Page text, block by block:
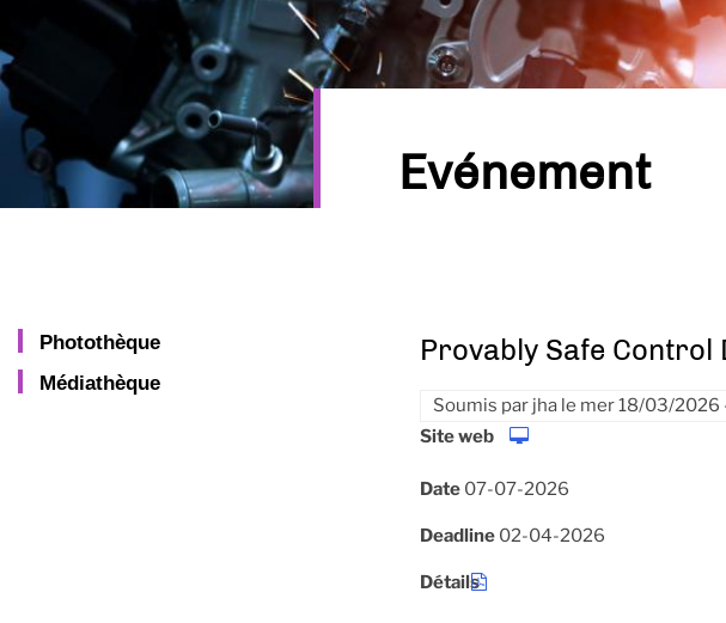
Evénement
Photothèque
Médiathèque
Provably Safe Control
Soumis par jha le mer 18/03/2026
Site web
Date 07-07-2026
Deadline 02-04-2026
Détails